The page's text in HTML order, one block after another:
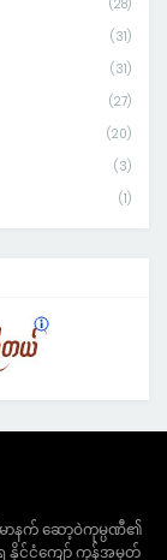
(28)
(31)
(31)
(27)
(20)
(3)
(1)
မာနက် ဆော့ဝဲကုမ္ပဏီ၏
င်ငံကျော် ကုန်အမှတ်